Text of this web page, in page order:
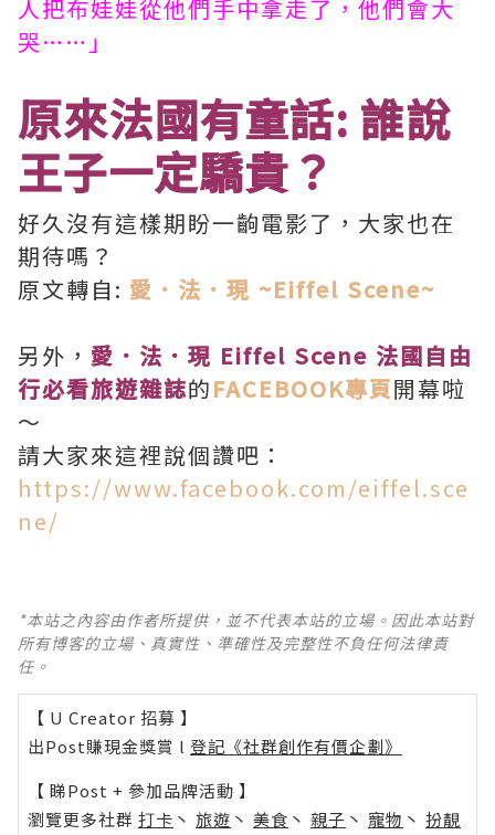
人把布娃娃從他們手中拿走了，他們會大
哭……」
原來法國有童話: 誰說
王子一定驕貴？
好久沒有這樣期盼一齣電影了，大家也在
期待嗎？
原文轉自: 愛．法．現 ~Eiffel Scene~
另外， 愛．法．現 Eiffel Scene 法國自由
行必看旅遊雜誌的FACEBOOK專頁開幕啦
～
請大家來這裡說個讚吧：
https://www.facebook.com/eiffel.sce
ne/
*本站之內容由作者所提供，並不代表本站的立場。因此本站對
所有博客的立場、真實性、準確性及完整性不負任何法律責
任。
【 U Creator 招募 】
出Post賺現金獎賞 l 登記《社群創作有價企劃》
【 睇Post + 參加品牌活動 】
瀏覽更多社群 打卡 丶 旅遊 丶 美食 丶 親子 丶 寵物 丶 扮靚